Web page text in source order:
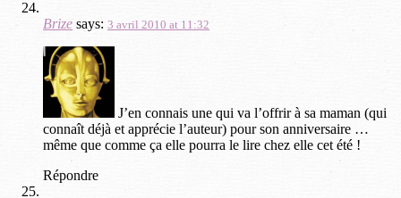
Brize says: 3 avril 2010 at 11:32
J’en connais une qui va l’offrir à sa maman (qui
connaît déjà et apprécie l’auteur) pour son anniversaire …
même que comme ça elle pourra le lire chez elle cet été !
Répondre